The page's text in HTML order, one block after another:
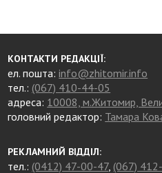
КОНТАКТИ РЕДАКЦІЇ:
ел. пошта:info@zhitomir.info
тел.: (067) 410-44-05
адреса: 10008, м.Житомир,
головний редактор: Тамара
РЕКЛАМНИЙ ВІДДІЛ:
тел.: (0412) 47-00-47, (067)